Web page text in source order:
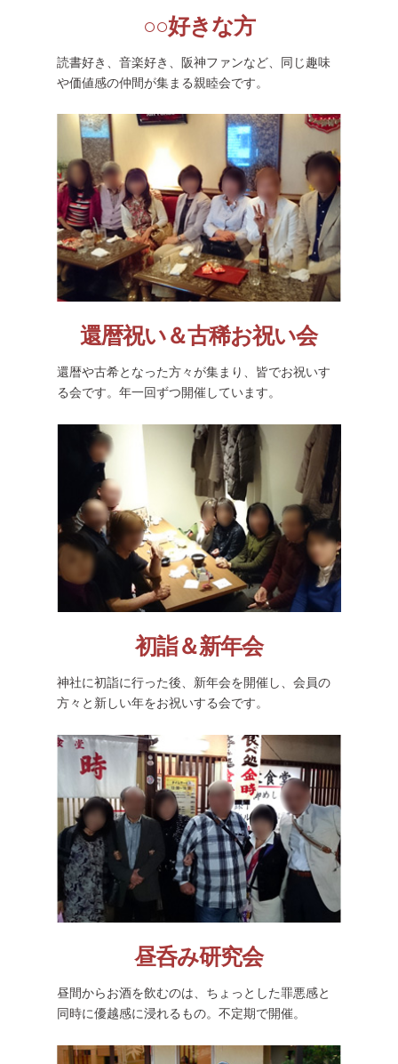
○○好きな方
読書好き、音楽好き、阪神ファンなど、同じ趣味
や価値感の仲間が集まる親睦会です。
還暦祝い＆古稀お祝い会
還暦や古希となった方々が集まり、皆でお祝いす
る会です。年一回ずつ開催しています。
初詣＆新年会
神社に初詣に行った後、新年会を開催し、会員の
方々と新しい年をお祝いする会です。
昼呑み研究会
昼間からお酒を飲むのは、ちょっとした罪悪感と
同時に優越感に浸れるもの。不定期で開催。